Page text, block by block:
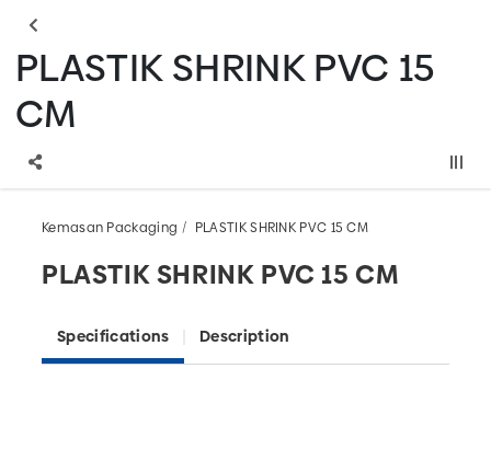
PLASTIK SHRINK PVC 15
CM
Kemasan Packaging PLASTIK SHRINK PVC 15 CM
PLASTIK SHRINK PVC 15 CM
Specifications Description